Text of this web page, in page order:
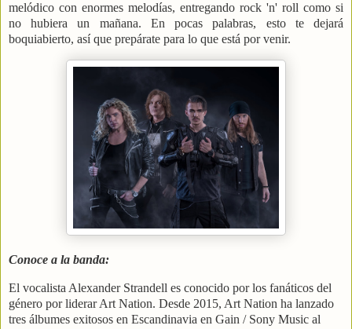
melódico con enormes melodías, entregando rock 'n' roll como si
no hubiera un mañana. En pocas palabras, esto te dejará
boquiabierto, así que prepárate para lo que está por venir.
Conoce a la banda:
El vocalista Alexander Strandell es conocido por los fanáticos del
género por liderar Art Nation. Desde 2015, Art Nation ha lanzado
tres álbumes exitosos en Escandinavia en Gain / Sony Music al